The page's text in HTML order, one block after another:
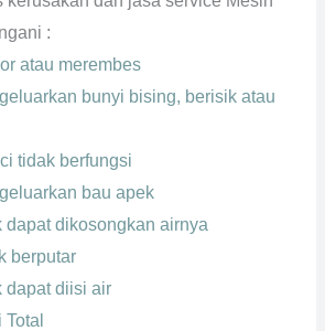
:
atau merembes
bunyi bising, berisik atau
tidak berfungsi
bau apek
dapat dikosongkan airnya
berputar
dapat diisi air